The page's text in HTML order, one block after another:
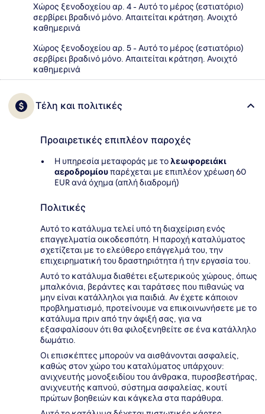
Χώρος ξενοδοχείου αρ. 4 - Αυτό το μέρος (εστιατόριο)
σερβίρει βραδινό μόνο. Απαιτείται κράτηση. Ανοιχτό
καθημερινά
Χώρος ξενοδοχείου αρ. 5 - Αυτό το μέρος (εστιατόριο)
σερβίρει βραδινό μόνο. Απαιτείται κράτηση. Ανοιχτό
καθημερινά
Τέλη και πολιτικές
Προαιρετικές επιπλέον παροχές
Η υπηρεσία μεταφοράς με τολεωφορειάκι
αεροδρομίουπαρέχεται με επιπλέον χρέωση 60
EUR ανά όχημα (απλή διαδρομή)
Πολιτικές
Αυτό το κατάλυμα τελεί υπό τη διαχείριση ενός
επαγγελματία οικοδεσπότη. Η παροχή καταλύματος
σχετίζεται με το ελεύθερο επάγγελμά του, την
επιχειρηματική του δραστηριότητα ή την εργασία του.
Αυτό το κατάλυμα διαθέτει εξωτερικούς χώρους, όπως
μπαλκόνια, βεράντες και ταράτσες που πιθανώς να
μην είναι κατάλληλοι για παιδιά. Αν έχετε κάποιον
προβληματισμό, προτείνουμε να επικοινωνήσετε με το
κατάλυμα πριν από την άφιξή σας, για να
εξασφαλίσουν ότι θα φιλοξενηθείτε σε ένα κατάλληλο
δωμάτιο.
Οι επισκέπτες μπορούν να αισθάνονται ασφαλείς,
καθώς στον χώρο του καταλύματος υπάρχουν:
ανιχνευτής μονοξειδίου του άνθρακα, πυροσβεστήρας,
ανιχνευτής καπνού, σύστημα ασφαλείας, κουτί
πρώτων βοηθειών και κάγκελα στα παράθυρα.